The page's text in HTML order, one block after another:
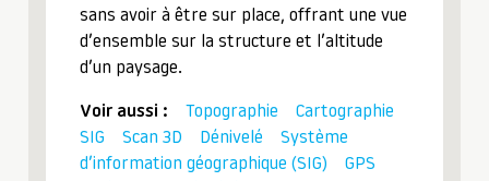
sans avoir à être sur place, offrant une vue
d’ensemble sur la structure et l’altitude
d’un paysage.
Voir aussi : Topographie
Cartographie
SIG
Scan 3D Dénivelé
Système
d’information géographique (SIG)
GPS